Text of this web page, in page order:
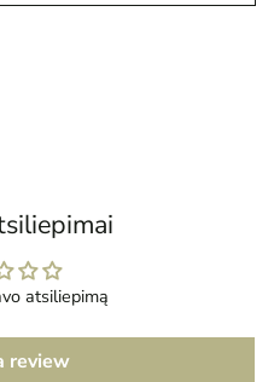
atsiliepimą
review